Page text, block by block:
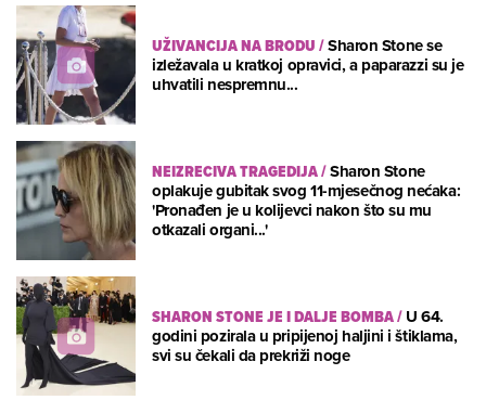
UŽIVANCIJA NA BRODU/Sharon Stone se
izležavala u kratkoj opravici, a paparazzi su je
uhvatili nespremnu...
NEIZRECIVA TRAGEDIJA/Sharon Stone
oplakuje gubitak svog 11-mjesečnog nećaka:
'Pronađen je u kolijevci nakon što su mu
otkazali organi...'
SHARON STONE JE I DALJE BOMBA/U 64.
godini pozirala u pripijenoj haljini i štiklama,
svi su čekali da prekriži noge